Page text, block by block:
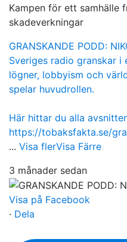
Kampen för ett samhälle
skadeverkningar
GRANSKANDE PODD:
Sveriges radio granskar i
lögner, lobbyism och
spelar huvudrollen.
Här hittar du alla
https://tobaksfakta.se/
... Visa flerVisa Färre
3 månader sedan
Visa på Facebook
· Dela